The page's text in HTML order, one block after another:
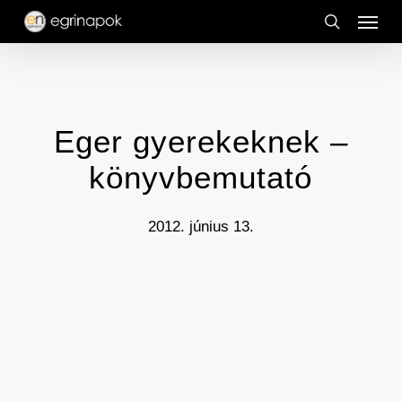
Skip
search
Menu
Eger gyerekeknek –
könyvbemutató
2012. június 13.